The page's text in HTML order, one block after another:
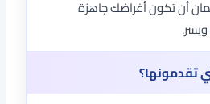
أن تكون أغراضك جاهزة
تقدمونها؟